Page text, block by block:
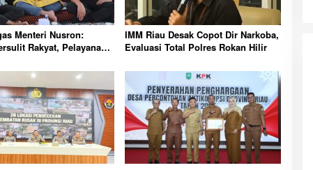
Menteri Nusron:
Rakyat, Pelayanan
IMM Riau Desak Copot Dir Narkoba,
Evaluasi Total Polres Rokan Hilir